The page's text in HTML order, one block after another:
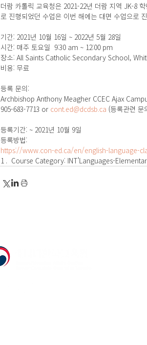
더람 카톨릭 교육청은 2021-22년 더람 지역 JK-8
로 진행되었던 수업은 이번 해에는 대면 수업으로
기간: 2021년 10월 16일 ~ 2022년 5월 28일
시간: 매주 토요일  9:30 am ~ 12:00 pm
장소: All Saints Catholic Secondary School,
비용: 무료
등록 문의:
Archbishop Anthony Meagher CCEC Ajax
905-683-7713 or cont.ed@dcdsb.ca (등록관련
등록기간: ~ 2021년 10월 9일
등록방법:
https://www.con-ed.ca/en/english-language-
1 .  Course Category: INT'Languages-